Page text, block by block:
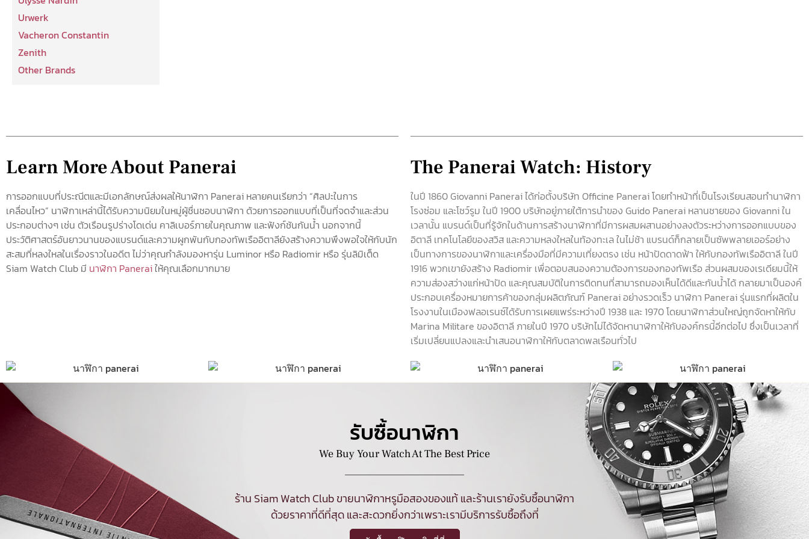
Urwerk
Vacheron Constantin
Zenith
Other Brands
Learn More About Panerai
การออกแบบที่ประณีตและมีเอกลักษณ์ส่งผลให้นาฬิกา Panerai หลายคนเรียกว่า “ศิลปะในการ
เคลื่อนไหว” นาฬิกาเหล่านี้ได้รับความนิยมในหมู่ผู้ชื่นชอบนาฬิกา ด้วยการออกแบบที่เป็นที่จดจำและส่วน
ประกอบต่างๆ เช่น ตัวเรือนรูปร่างโดเด่น คาลิเบอร์ภายในคุณภาพ และฟังก์ชันกันน้ำ นอกจากนี้
ประวัติศาสตร์อันยาวนานของแบรนด์และความผูกพันกับกองทัพเรืออิตาลียังสร้างความพึงพอใจให้กับนัก
สะสมที่หลงใหลในเรื่องราวในอดีต ไม่ว่าคุณกำลังมองหารุ่น Luminor หรือ Radiomir หรือ รุ่นลิมิเต็ด
Siam Watch Club มี นาฬิกา Paneraiให้คุณเลือกมากมาย
The Panerai Watch: History
ในปี 1860 Giovanni Panerai ได้ก่อตั้งบริษัท Officine Panerai โดยทำหน้าที่เป็นโรงเรียนสอนทำนาฬิกา
โรงซ่อม และโชว์รูม ในปี 1900 บริษัทอยู่ภายใต้การนำของ Guido Panerai หลานชายของ Giovanni ใน
เวลานั้น แบรนด์เป็นที่รู้จักในด้านการสร้างนาฬิกาที่มีการผสมผสานอย่างลงตัวระหว่างการออกแบบของ
อิตาลี เทคโนโลยีของสวิส และความหลงใหลในท้องทะเล ในไม่ช้า แบรนด์ก็กลายเป็นซัพพลายเออร์อย่าง
เป็นทางการของนาฬิกาและเครื่องมือที่มีความเที่ยงตรง เช่น หน้าปัดดาดฟ้า ให้กับกองทัพเรืออิตาลี ในปี
1916 พวกเขายังสร้าง Radiomir เพื่อตอบสนองความต้องการของกองทัพเรือ ส่วนผสมของเรเดียมนี้ให้
ความส่องสว่างแก่หน้าปัด และคุณสมบัติในการติดทนที่สามารถมองเห็นได้ดีและกันน้ำได้ กลายมาเป็นองค์
ประกอบเครื่องหมายการค้าของกลุ่มผลิตภัณฑ์ Panerai อย่างรวดเร็ว นาฬิกา Panerai รุ่นแรกที่ผลิตใน
โรงงานในเมืองฟลอเรนซ์ได้รับการเผยแพร่ระหว่างปี 1938 และ 1970 โดยนาฬิกาส่วนใหญ่ถูกจัดหาให้กับ
Marina Militare ของอิตาลี ภายในปี 1970 บริษัทไม่ได้จัดหานาฬิกาให้กับองค์กรนี้อีกต่อไป ซึ่งเป็นเวลาที่
เริ่มเปลี่ยนแปลงและนำเสนอนาฬิกาให้กับตลาดพลเรือนทั่วไป
รับซื้อนาฬิกา
We Buy Your Watch At The Best Price
ร้าน Siam Watch Club ขายนาฬิกาหรูมือสองของแท้ และร้านเรายังรับซื้อนาฬิกา
ด้วยราคาที่ดีที่สุด และสะดวกยิ่งกว่าเพราะเรามีบริการรับซื้อถึงที่